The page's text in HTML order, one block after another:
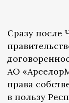
Сразу после
АО
права
в пользу